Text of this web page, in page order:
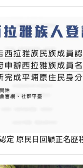
定 原民日回顧正名歷